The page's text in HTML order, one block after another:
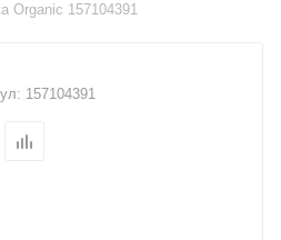
Organic 157104391
157104391